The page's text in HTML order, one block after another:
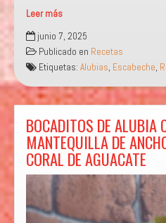
Leer más
CREMA
DE
ALUBIAS
EN
ESCABECHE
CON
A
LA
ANTIGUA
Publicado en
BOCADITOS DE ALUBIA
MANTEQUILLA DE
CORAL DE AGUACATE